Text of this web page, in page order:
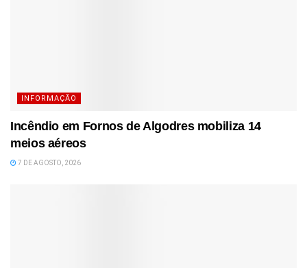
INFORMAÇÃO
Incêndio em Fornos de Algodres mobiliza 14
meios aéreos
7 DE AGOSTO, 2026